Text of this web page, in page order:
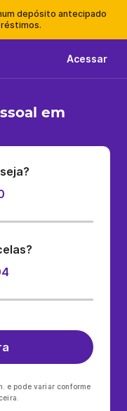
depósito antecipado
Acessar
em
e pode variar conforme